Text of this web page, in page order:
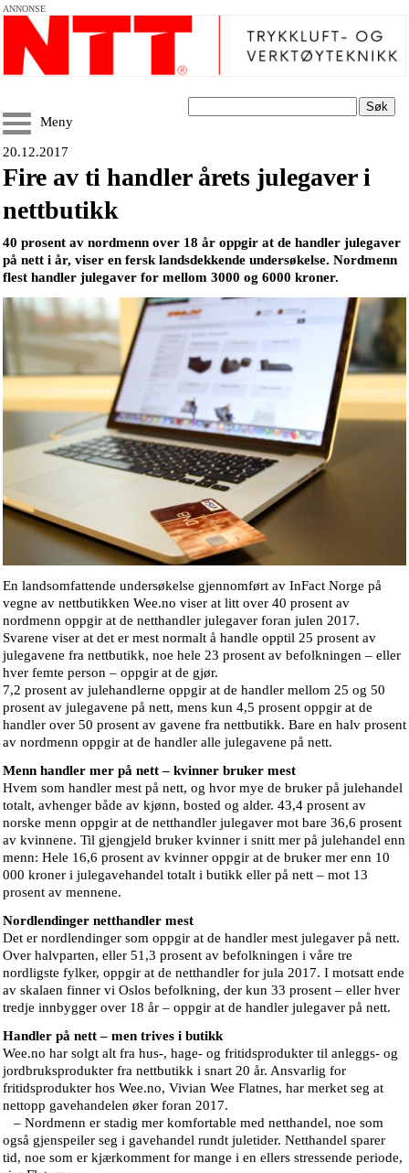
ANNONSE
Søk
Meny
20.12.2017
Fire av ti handler årets julegaver i
nettbutikk
40 prosent av nordmenn over 18 år oppgir at de handler julegaver
på nett i år, viser en fersk landsdekkende undersøkelse. Nordmenn
flest handler julegaver for mellom 3000 og 6000 kroner.
En landsomfattende undersøkelse gjennomført av InFact Norge på
vegne av nettbutikken Wee.no viser at litt over 40 prosent av
nordmenn oppgir at de netthandler julegaver foran julen 2017.
Svarene viser at det er mest normalt å handle opptil 25 prosent av
julegavene fra nettbutikk, noe hele 23 prosent av befolkningen – eller
hver femte person – oppgir at de gjør.
7,2 prosent av julehandlerne oppgir at de handler mellom 25 og 50
prosent av julegavene på nett, mens kun 4,5 prosent oppgir at de
handler over 50 prosent av gavene fra nettbutikk. Bare en halv prosent
av nordmenn oppgir at de handler alle julegavene på nett.
Menn handler mer på nett – kvinner bruker mest
Hvem som handler mest på nett, og hvor mye de bruker på julehandel
totalt, avhenger både av kjønn, bosted og alder. 43,4 prosent av
norske menn oppgir at de netthandler julegaver mot bare 36,6 prosent
av kvinnene. Til gjengjeld bruker kvinner i snitt mer på julehandel enn
menn: Hele 16,6 prosent av kvinner oppgir at de bruker mer enn 10
000 kroner i julegavehandel totalt i butikk eller på nett – mot 13
prosent av mennene.
Nordlendinger netthandler mest
Det er nordlendinger som oppgir at de handler mest julegaver på nett.
Over halvparten, eller 51,3 prosent av befolkningen i våre tre
nordligste fylker, oppgir at de netthandler for jula 2017. I motsatt ende
av skalaen finner vi Oslos befolkning, der kun 33 prosent – eller hver
tredje innbygger over 18 år – oppgir at de handler julegaver på nett.
Handler på nett – men trives i butikk
Wee.no har solgt alt fra hus-, hage- og fritidsprodukter til anleggs- og
jordbruksprodukter fra nettbutikk i snart 20 år. Ansvarlig for
fritidsprodukter hos Wee.no, Vivian Wee Flatnes, har merket seg at
nettopp gavehandelen øker foran 2017.
– Nordmenn er stadig mer komfortable med netthandel, noe som
også gjenspeiler seg i gavehandel rundt juletider. Netthandel sparer
tid, noe som er kjærkomment for mange i en ellers stressende periode,